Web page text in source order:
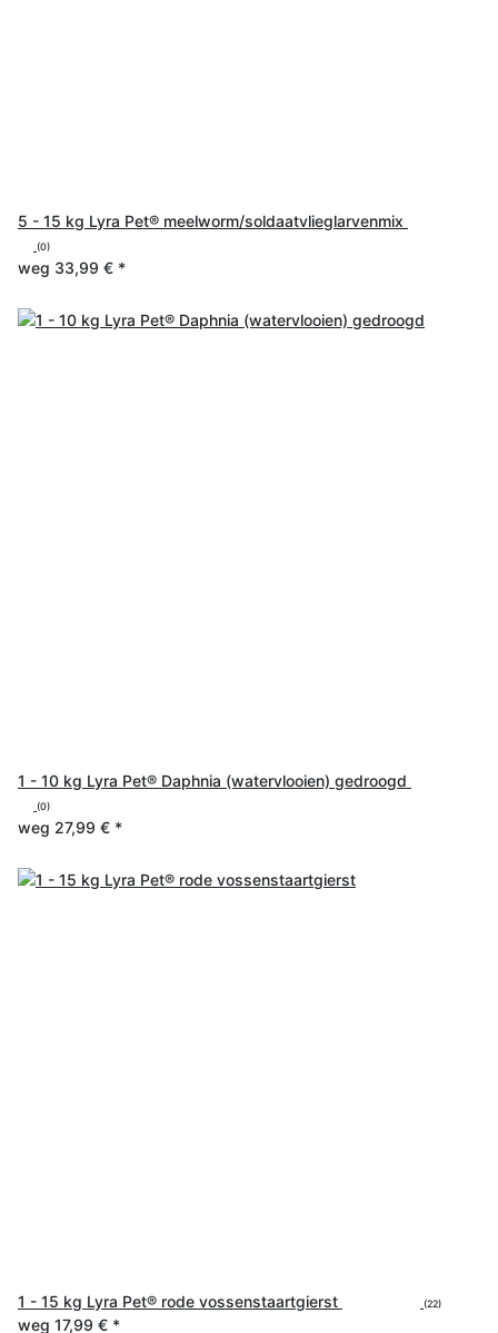
5 - 15 kg Lyra Pet® meelworm/soldaatvlieglarvenmix
(0)
weg 33,99 € *
1 - 10 kg Lyra Pet® Daphnia (watervlooien) gedroogd
(0)
weg 27,99 € *
1 - 15 kg Lyra Pet® rode vossenstaartgierst (22)
weg 17,99 € *